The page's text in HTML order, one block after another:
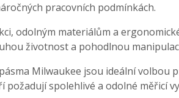
pracovních podmínkách.
odolným materiálům a
životnost a pohodlnou
Milwaukee jsou ideální volbou
požadují spolehlivé a odolné měřicí